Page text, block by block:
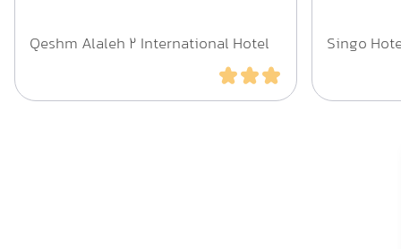
Singo
Qeshm Alaleh 2 International Hotel